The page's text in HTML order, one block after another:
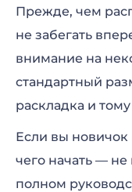
Печать
Печать
Печать на
Важность
Прежде, чем
не забегать
внимание на
стандартный
раскладка и
Если вы новичок
чего начать —
полном